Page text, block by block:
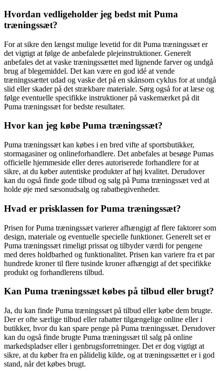
Hvordan vedligeholder jeg bedst mit Puma
træningssæt?
For at sikre den længst mulige levetid for dit Puma træningssæt er
det vigtigt at følge de anbefalede plejeinstruktioner. Generelt
anbefales det at vaske træningssættet med lignende farver og undgå
brug af blegemiddel. Det kan være en god idé at vende
træningssættet udad og vaske det på en skånsom cyklus for at undgå
slid eller skader på det strækbare materiale. Sørg også for at læse og
følge eventuelle specifikke instruktioner på vaskemærket på dit
Puma træningssæt for bedste resultater.
Hvor kan jeg købe Puma træningssæt?
Puma træningssæt kan købes i en bred vifte af sportsbutikker,
stormagasiner og onlineforhandlere. Det anbefales at besøge Pumas
officielle hjemmeside eller deres autoriserede forhandlere for at
sikre, at du køber autentiske produkter af høj kvalitet. Derudover
kan du også finde gode tilbud og salg på Puma træningssæt ved at
holde øje med sæsonudsalg og rabatbegivenheder.
Hvad er prisklassen for Puma træningssæt?
Prisen for Puma træningssæt varierer afhængigt af flere faktorer som
design, materiale og eventuelle specielle funktioner. Generelt set er
Puma træningssæt rimeligt prissat og tilbyder værdi for pengene
med deres holdbarhed og funktionalitet. Prisen kan variere fra et par
hundrede kroner til flere tusinde kroner afhængigt af det specifikke
produkt og forhandlerens tilbud.
Kan Puma træningssæt købes på tilbud eller brugt?
Ja, du kan finde Puma træningssæt på tilbud eller købe dem brugte.
Der er ofte særlige tilbud eller rabatter tilgængelige online eller i
butikker, hvor du kan spare penge på Puma træningssæt. Derudover
kan du også finde brugte Puma træningssæt til salg på online
markedspladser eller i genbrugsforretninger. Det er dog vigtigt at
sikre, at du køber fra en pålidelig kilde, og at træningssættet er i god
stand, når det købes brugt.